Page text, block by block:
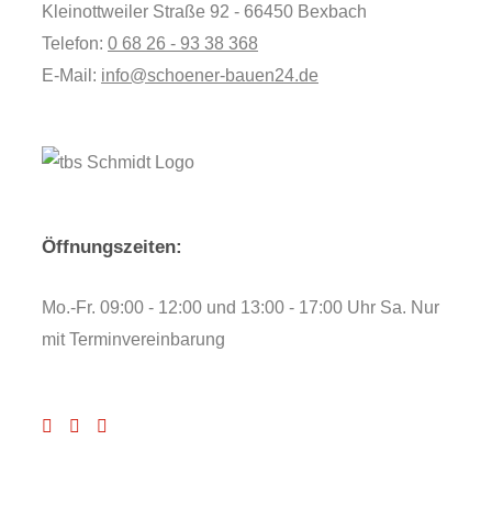
Kleinottweiler Straße 92 - 66450 Bexbach
Telefon: 0 68 26 - 93 38 368
E-Mail: info@schoener-bauen24.de
Öffnungszeiten:
Mo.-Fr. 09:00 - 12:00 und 13:00 - 17:00 Uhr Sa. Nur
mit Terminvereinbarung